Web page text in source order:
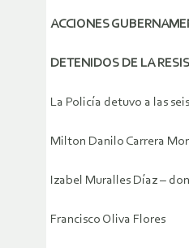
ACCIONES
DETENIDOS DE LA
La Policía detuvo a las
Milton Danilo Carrera
Izabel Muralles Díaz –
Francisco Oliva Flores